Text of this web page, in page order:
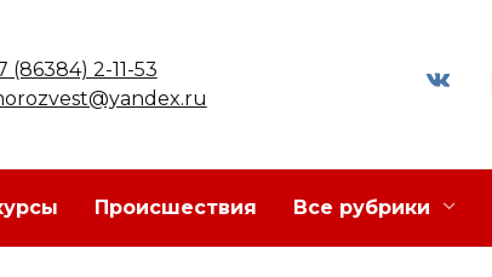
(86384) 2-11-53
Происшествия Все рубрики